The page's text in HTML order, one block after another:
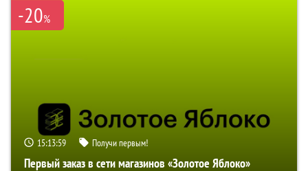
-20%
15:13:58 Получи первым!
Первый заказ в сети магазинов «Золотое Яблоко»